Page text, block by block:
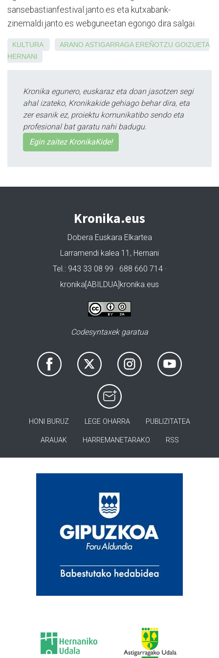
sansebastianfestival.janto.es eta kutxabank-
zinemaldi.janto.es webguneetan egongo dira salgai.
KULTURA ARANO ASTIGARRAGA EREÑOTZU GOIZUETA
HERNANI
Kronika egunero, euskaraz eta doan jasotzen segi
ahal izateko, Kronikakide gehiago behar dira, eta
zer esanik ez, proiektu komunikatibo sendo eta
profesional bat garatu nahi badugu.
Egin zaitez KronikaKide!
Kronika.eus
Dobera Euskara Elkartea
Larramendi kalea 11, Hernani
Tel.: 943 33 08 99 · 688 660 714 ·
kronika[ABILDUA]kronika.eus
Codesyntaxek garatua
HONI BURUZ LEGE OHARRA PUBLIZITATEA
ARAUAK HARREMANETARAKO RSS